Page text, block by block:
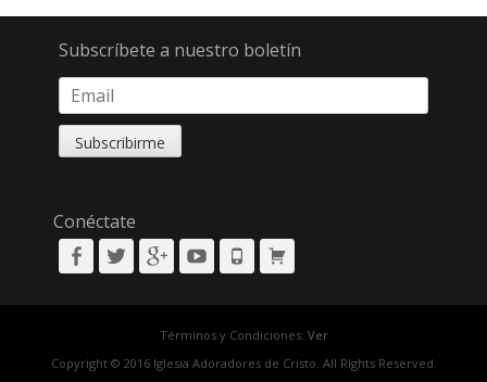
Subscríbete a nuestro boletín
Conéctate
FacebookTwitterGoogleplusYouTubePhone
Términos y Condiciones: Ver
Copyright © 2016 Iglesia Adoradores de Cristo. All Rights Reserved.